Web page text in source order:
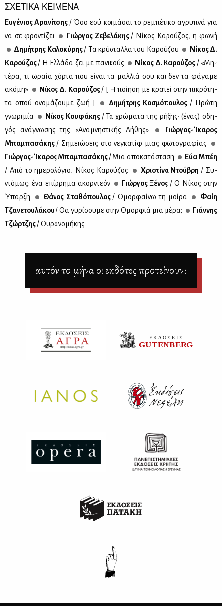
ΣΧΕΤΙΚΑ ΚΕΙΜΕΝΑ
Ευ­γέ­νιος Αρα­νί­τσης / Όσο εσύ κοι­μά­σαι το ρε­μπέ­τι­κο αγρυ­πνά για
να σε φρο­ντί­ζει
Γιώρ­γος Ζε­βε­λά­κης / Νί­κος Κα­ρού­ζος, η φω­νή
Δη­μή­τρης Κα­λο­κύ­ρης/ Tα κρύ­σταλ­λα του Kα­ρού­ζου
Νί­κος Δ.
Κα­ρού­ζος/ Η Ελ­λά­δα ζει με πα­νι­κούς Νί­κος Δ. Κα­ρού­ζος / «Μη­
τέ­ρα, τι ωραία χόρ­τα που εί­ναι τα μαλ­λιά σου και δεν τα φά­γα­με
ακό­μη»
Νί­κος Δ. Κα­ρού­ζος/ [ Η ποί­η­ση με κρα­τεί στην πι­κρό­τη­
τα οπού ονο­μά­ζου­με ζωή ]
Δη­μή­τρης Κο­σμό­που­λος / Πρώ­τη
γνω­ρι­μία
Νί­κος Κου­φά­κης / Τα χρώ­μα­τα της ρή­ξης· (ένας) οδη­
γός ανά­γνω­σης της «Ανα­μνη­στι­κής Λή­θης»
Γιώρ­γος-Ίκα­ρος
Μπα­μπα­σά­κης / Ση­μειώ­σεις στο νε­γκα­τίφ μιας φω­το­γρα­φί­ας
Γιώρ­γος-Ίκα­ρος Μπα­μπα­σά­κης/ Μια απο­κα­τά­στα­ση
Εύα Μπέη
/ Από το ημε­ρο­λό­γιο, Νί­κος Κα­ρού­ζος
Χρι­στί­να Ντού­βρη / Συ­
ντό­μως: ένα επίρ­ρη­μα ακορ­ντε­όν
Γιώρ­γος Ξέ­νος / Ο Νί­κος στην
Ύπαρ­ξη
Θά­νος Στα­θό­που­λος / Ομορ­φαί­νω τη μοί­ρα
Φαίη
Τζα­νε­του­λά­κου / Θα γυ­ρί­σου­με στην Ομορ­φιά μια μέ­ρα;
Γιάν­νης
Τζώρ­τζης/ Ου­ρα­νο­μή­κης
αυτόν το μήνα οι εκδότες προτείνουν: